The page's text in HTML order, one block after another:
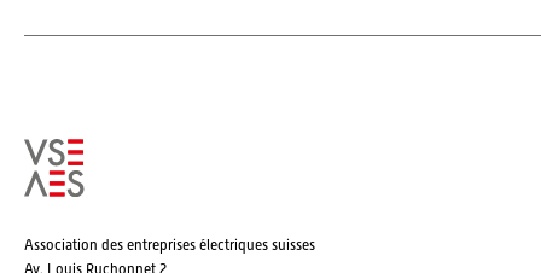
Association des entreprises électriques suisses